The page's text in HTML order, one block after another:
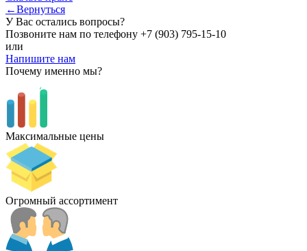
←Вернуться
У Вас остались вопросы?
Позвоните нам по телефону +7 (903) 795-15-10
или
Напишите нам
Почему именно мы?
Максимальные цены
Огромный ассортимент